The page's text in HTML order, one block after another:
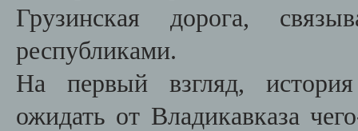
Грузинская дорога,
республиками.
На первый взгляд, история
ожидать от Владикавказа